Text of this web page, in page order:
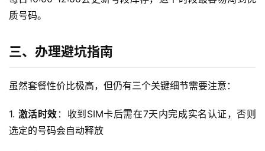
质号码。
三、办理避坑指南
虽然套餐性价比极高，但仍有三个关键细节需要注意：
1. 激活时效 ：收到SIM卡后需在7天内完成实名认证，否则
选定的号码会自动释放